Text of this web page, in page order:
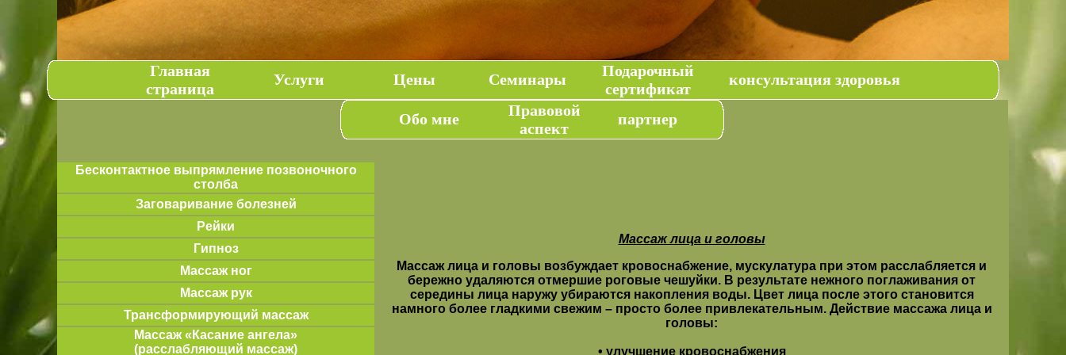
Главная
страница
Услуги Цены Семинары
Подарочный
сертификат
консультация здоровья
Обо мне
Правовой
аспект
партнер
Массаж лица и головы
Массаж лица и головы возбуждает кровоснабжение, мускулатура при этом расслабляется и
бережно удаляются отмершие роговые чешуйки. В результате нежного поглаживания от
середины лица наружу убираются накопления воды. Цвет лица после этого становится
намного более гладкими свежим – просто более привлекательным. Действие массажа лица и
головы:
• улучшение кровоснабжения
Бесконтактное выпрямление позвоночного
столба
Заговаривание болезней
Рейки
Гипноз
Массаж ног
Массаж рук
Трансформирующий массаж
Массаж «Касание ангела»
(расслабляющий массаж)